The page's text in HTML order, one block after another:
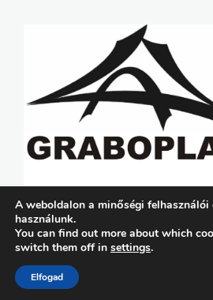
Copyright © 2026
A weboldalon a minőségi felhasználói
használunk.
You can find out more about which
switch them off in settings.
Elfogad